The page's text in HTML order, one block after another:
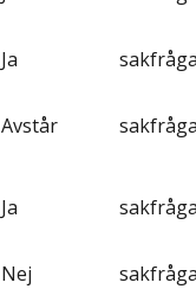
Ja
Avstår
Ja
Nej